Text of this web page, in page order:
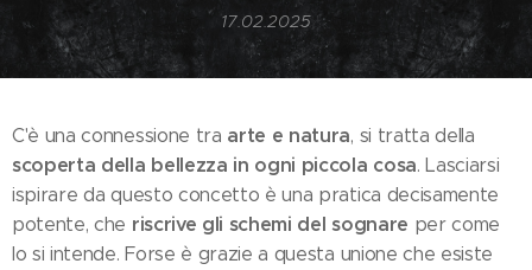
17.02.2025
C'è una connessione tra arte e natura, si tratta della
scoperta della bellezza in ogni piccola cosa. Lasciarsi
ispirare da questo concetto è una pratica decisamente
potente, che riscrive gli schemi del sognare per come
lo si intende. Forse è grazie a questa unione che esiste